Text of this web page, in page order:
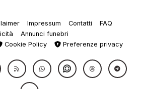
Impressum Contatti
FAQ
Annunci funebri
Cookie Policy Preferenze privacy